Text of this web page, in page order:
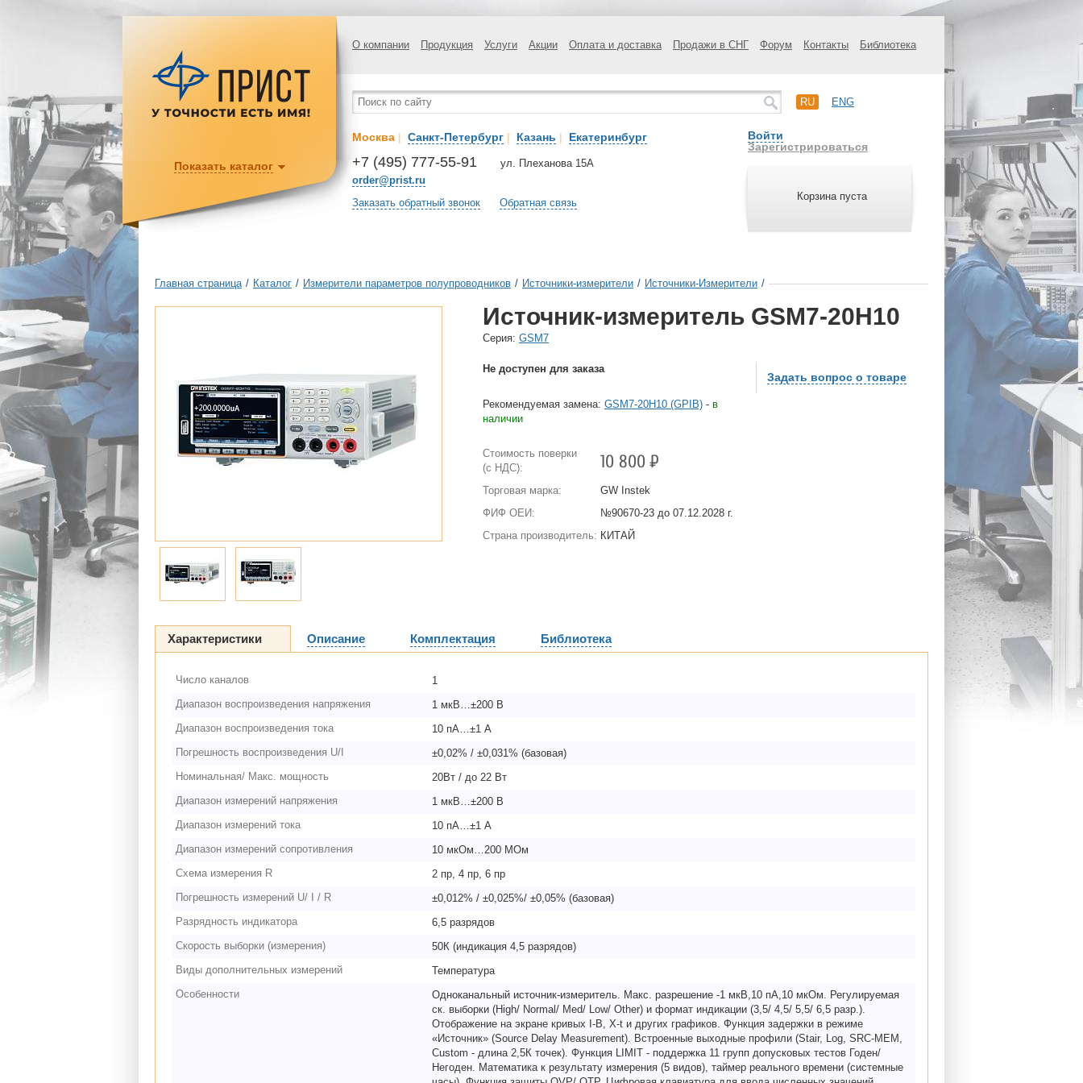
О компании Продукция Услуги Акции Оплата и доставка Продажи в СНГ Форум Контакты Библиотека
RU ENG
Москва | Санкт-Петербург | Казань | Екатеринбург
+7 (495) 777-55-91
order@prist.ru
ул. Плеханова 15А
Заказать обратный звонок Обратная связь
Войти
Зарегистрироваться
Корзина пуста
Показать каталог
Главная страница / Каталог / Измерители параметров полупроводников / Источники-измерители / Источники-Измерители /
Источник-измеритель GSM7-20H10
Cерия: GSM7
Не доступен для заказа
Рекомендуемая замена: GSM7-20H10 (GPIB) - в
наличии
Стоимость поверки
(с НДС):
10 800Р
Торговая марка:
GW Instek
ФИФ ОЕИ:
№90670-23 до 07.12.2028 г.
Страна производитель: КИТАЙ
Задать вопрос о товаре
Характеристики Описание Комплектация Библиотека
Число каналов
1
Диапазон воспроизведения напряжения
1 мкВ…±200 В
Диапазон воспроизведения тока
10 пА…±1 А
Погрешность воспроизведения U/I
±0,02% / ±0,031% (базовая)
Номинальная/ Макс. мощность
20Вт / до 22 Вт
Диапазон измерений напряжения
1 мкВ…±200 В
Диапазон измерений тока
10 пА…±1 А
Диапазон измерений сопротивления
10 мкОм…200 МОм
Схема измерения R
2 пр, 4 пр, 6 пр
Погрешность измерений U/ I / R
±0,012% / ±0,025%/ ±0,05% (базовая)
Разрядность индикатора
6,5 разрядов
Скорость выборки (измерения)
50К (индикация 4,5 разрядов)
Виды дополнительных измерений
Температура
Особенности
Одноканальный источник-измеритель. Макс. разрешение -1 мкВ,10 пА,10 мкОм. Регулируемая
ск. выборки (High/ Normal/ Med/ Low/ Other) и формат индикации (3,5/ 4,5/ 5,5/ 6,5 разр.).
Отображение на экране кривых I-В, X-t и других графиков. Функция задержки в режиме
«Источник» (Source Delay Measurement). Встроенные выходные профили (Stair, Log, SRC-MEM,
Custom - длина 2,5К точек). Функция LIMIT - поддержка 11 групп допусковых тестов Годен/
Негоден. Математика к результату измерения (5 видов), таймер реального времени (системные